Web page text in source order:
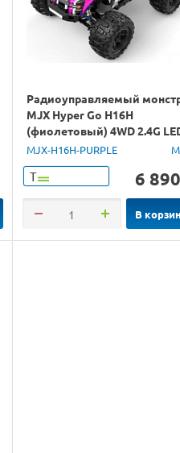
Радиоуправляемый
MJX Hyper Go H16H
(фиолетовый) 4WD 2.4G
GPS 1/16 RTR
MJX-H16H-PURPLE
Т 6 890
В